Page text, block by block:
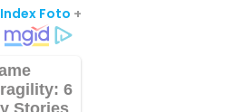
Index Foto +